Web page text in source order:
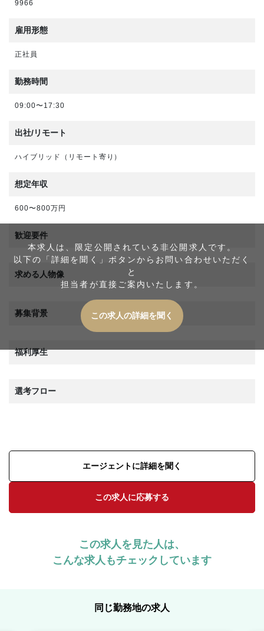
9966
雇用形態
正社員
勤務時間
09:00〜17:30
出社/リモート
ハイブリッド（リモート寄り）
想定年収
600〜800万円
本求人は、限定公開されている非公開求人です。
以下の「詳細を聞く」ボタンからお問い合わせいただく
と
担当者が直接ご案内いたします。
この求人の詳細を聞く
歓迎要件
求める人物像
募集背景
福利厚生
選考フロー
エージェントに詳細を聞く
この求人に応募する
この求人を見た人は、
こんな求人もチェックしています
同じ勤務地の求人